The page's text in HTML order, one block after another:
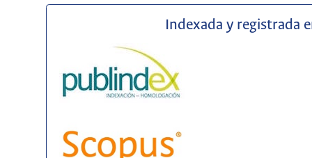
Indexada y registrada